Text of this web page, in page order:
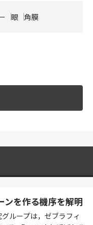
眼 角膜
ンを作る機序を解明
ループは，ゼブラフィ